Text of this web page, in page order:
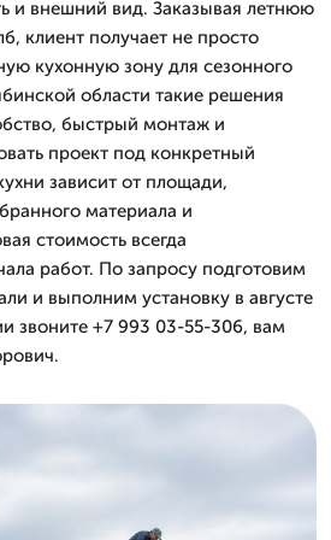
и внешний вид. Заказывая летнюю
клиент получает не просто
кухонную зону для сезонного
области такие решения
быстрый монтаж и
проект под конкретный
зависит от площади,
материала и
стоимость всегда
работ. По запросу подготовим
и выполним установку в августе
звоните +7 993 03-55-306, вам